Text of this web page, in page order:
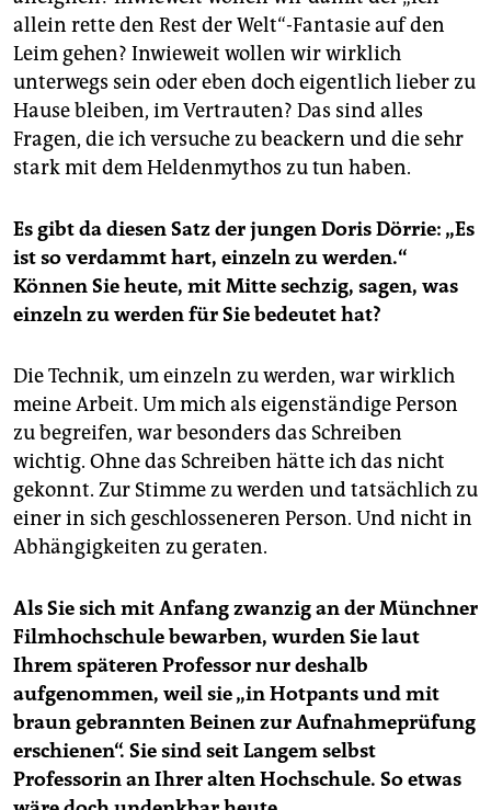
allein rette den Rest der Welt“-Fantasie auf den
Leim gehen? Inwieweit wollen wir wirklich
unterwegs sein oder eben doch eigentlich lieber zu
Hause bleiben, im Vertrauten? Das sind alles
Fragen, die ich versuche zu beackern und die sehr
stark mit dem Heldenmythos zu tun haben.
Es gibt da diesen Satz der jungen Doris Dörrie: „Es
ist so verdammt hart, einzeln zu werden.“
Können Sie heute, mit Mitte sechzig, sagen, was
einzeln zu werden für Sie bedeutet hat?
Die Technik, um einzeln zu werden, war wirklich
meine Arbeit. Um mich als eigenständige Person
zu begreifen, war besonders das Schreiben
wichtig. Ohne das Schreiben hätte ich das nicht
gekonnt. Zur Stimme zu werden und tatsächlich zu
einer in sich geschlosseneren Person. Und nicht in
Abhängigkeiten zu geraten.
Als Sie sich mit Anfang zwanzig an der Münchner
Filmhochschule bewarben, wurden Sie laut
Ihrem späteren Professor nur deshalb
aufgenommen, weil sie „in Hotpants und mit
braun gebrannten Beinen zur Aufnahmeprüfung
erschienen“. Sie sind seit Langem selbst
Professorin an Ihrer alten Hochschule. So etwas